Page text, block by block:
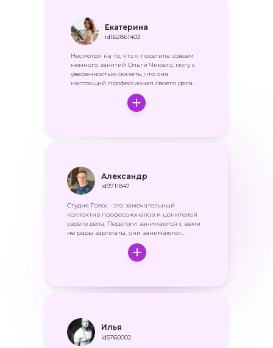
id162861403
Несмотря на то, что я посетила совсем
немного занятий Ольги Чикало, могу с
уверенностью сказать, что она
настоящий профессионал своего дела...
Екатерина
id9711847
Студия Голоs - это замечательный
коллектив профессионалов и ценителей
своего дела. Педагоги занимаются с вами
не рады зарплаты, они занимаются...
Александр
id5760002
Илья